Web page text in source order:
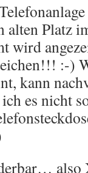
alten Platz
wird
:-)
kann
es nicht